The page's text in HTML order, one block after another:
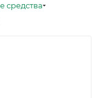
средства